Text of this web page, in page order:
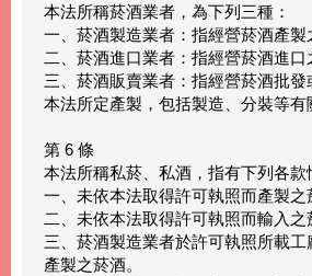
本法所稱菸酒業者，為下列三種：
一、菸酒製造業者：指經營菸酒產製
二、菸酒進口業者：指經營菸酒進口
三、菸酒販賣業者：指經營菸酒批發
本法所定產製，包括製造、分裝等有
第 6 條
本法所稱私菸、私酒，指有下列各款
一、未依本法取得許可執照而產製之
二、未依本法取得許可執照而輸入之
三、菸酒製造業者於許可執照所載
產製之菸酒。